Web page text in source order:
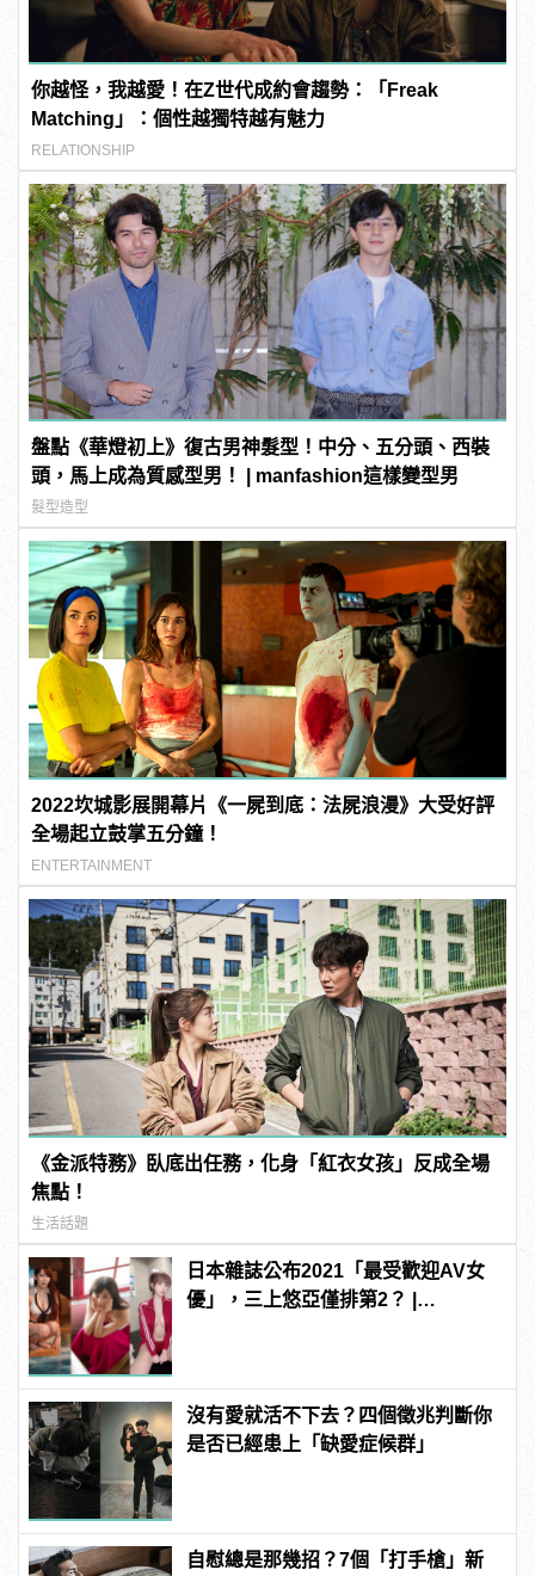
你越怪，我越愛！在Z世代成約會趨勢：「Freak
Matching」：個性越獨特越有魅力
RELATIONSHIP
盤點《華燈初上》復古男神髮型！中分、五分頭、西裝
頭，馬上成為質感型男！ | manfashion這樣變型男
髮型造型
2022坎城影展開幕片《一屍到底：法屍浪漫》大受好評
全場起立鼓掌五分鐘！
ENTERTAINMENT
《金派特務》臥底出任務，化身「紅衣女孩」反成全場
焦點！
生活話題
日本雜誌公布2021「最受歡迎AV女
優」，三上悠亞僅排第2？ |
沒有愛就活不下去？四個徵兆判斷你
是否已經患上「缺愛症候群」
自慰總是那幾招？7個「打手槍」新